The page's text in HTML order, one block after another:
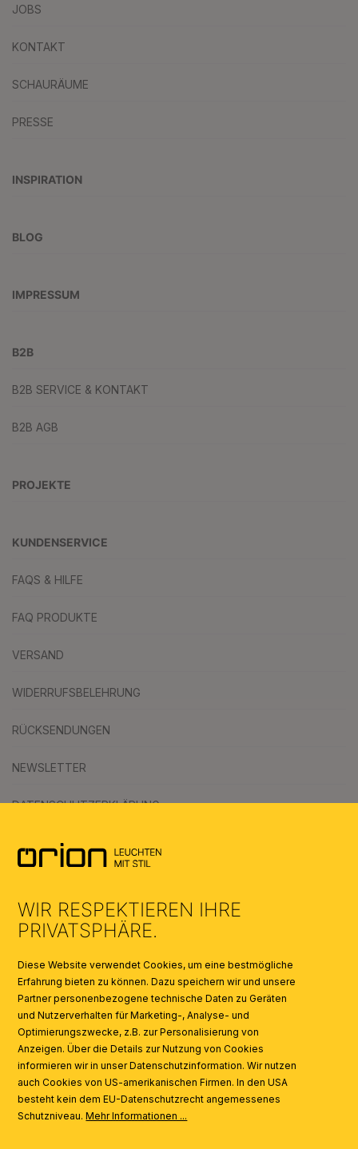
JOBS
KONTAKT
SCHAURÄUME
PRESSE
INSPIRATION
BLOG
IMPRESSUM
B2B
B2B SERVICE & KONTAKT
B2B AGB
PROJEKTE
KUNDENSERVICE
FAQS & HILFE
FAQ PRODUKTE
VERSAND
WIDERRUFSBELEHRUNG
RÜCKSENDUNGEN
NEWSLETTER
DATENSCHUTZERKLÄRUNG
KATALOGE
AI
WIR RESPEKTIEREN IHRE
PRIVATSPHÄRE.
Diese Website verwendet Cookies, um eine bestmögliche
Erfahrung bieten zu können. Dazu speichern wir und unsere
Partner personenbezogene technische Daten zu Geräten
und Nutzerverhalten für Marketing-, Analyse- und
Optimierungszwecke, z.B. zur Personalisierung von
Anzeigen. Über die Details zur Nutzung von Cookies
informieren wir in unser Datenschutzinformation. Wir nutzen
auch Cookies von US-amerikanischen Firmen. In den USA
besteht kein dem EU-Datenschutzrecht angemessenes
Schutzniveau.Mehr Informationen ...